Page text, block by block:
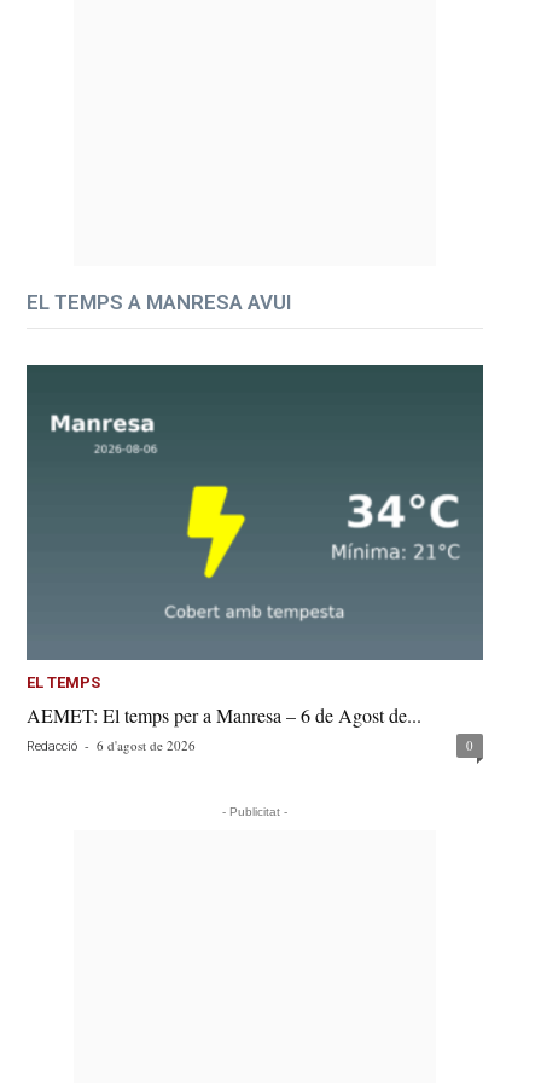
EL TEMPS A MANRESA AVUI
EL TEMPS
AEMET: El temps per a Manresa – 6 de Agost de...
Redacció - 6 d'agost de 2026 0
- Publicitat -